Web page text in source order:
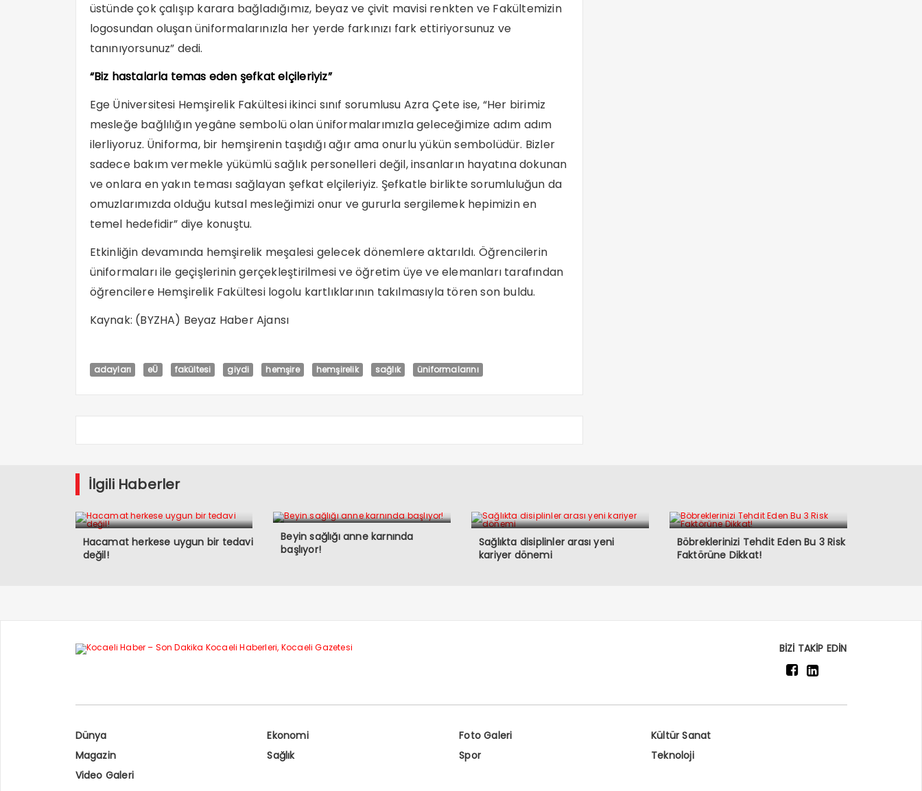
üstünde çok çalışıp karara bağladığımız, beyaz ve çivit mavisi renkten ve Fakültemizin
logosundan oluşan üniformalarınızla her yerde farkınızı fark ettiriyorsunuz ve
tanınıyorsunuz” dedi.
“Biz hastalarla temas eden şefkat elçileriyiz”
Ege Üniversitesi Hemşirelik Fakültesi ikinci sınıf sorumlusu Azra Çete ise, “Her birimiz
mesleğe bağlılığın yegâne sembolü olan üniformalarımızla geleceğimize adım adım
ilerliyoruz. Üniforma, bir hemşirenin taşıdığı ağır ama onurlu yükün sembolüdür. Bizler
sadece bakım vermekle yükümlü sağlık personelleri değil, insanların hayatına dokunan
ve onlara en yakın teması sağlayan şefkat elçileriyiz. Şefkatle birlikte sorumluluğun da
omuzlarımızda olduğu kutsal mesleğimizi onur ve gururla sergilemek hepimizin en
temel hedefidir” diye konuştu.
Etkinliğin devamında hemşirelik meşalesi gelecek dönemlere aktarıldı. Öğrencilerin
üniformaları ile geçişlerinin gerçekleştirilmesi ve öğretim üye ve elemanları tarafından
öğrencilere Hemşirelik Fakültesi logolu kartlıklarının takılmasıyla tören son buldu.
Kaynak: (BYZHA) Beyaz Haber Ajansı
adayları eÜ fakültesi giydi hemşire hemşirelik sağlık üniformalarını
İlgili Haberler
Hacamat herkese uygun bir tedavi
değil!
Beyin sağlığı anne karnında
başlıyor!
Sağlıkta disiplinler arası yeni
kariyer dönemi
Böbreklerinizi Tehdit Eden Bu 3 Risk
Faktörüne Dikkat!
BİZİ TAKİP EDİN
Dünya Ekonomi Foto Galeri
Kültür Sanat
Magazin
Sağlık Spor
Teknoloji
Video Galeri